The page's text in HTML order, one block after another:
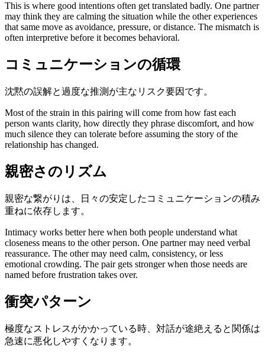
This is where good intentions often get translated badly. One partner
may think they are calming the situation while the other experiences
that same move as avoidance, pressure, or distance. The mismatch is
often interpretive before it becomes behavioral.
コミュニケーションの循環
沈黙の誤解と過度な推測が主なリスク要因です。
Most of the strain in this pairing will come from how fast each
person wants clarity, how directly they phrase discomfort, and how
much silence they can tolerate before assuming the story of the
relationship has changed.
親密さのリズム
親密な繋がりは、日々の安定したコミュニケーションの積み
重ねに依存します。
Intimacy works better here when both people understand what
closeness means to the other person. One partner may need verbal
reassurance. The other may need calm, consistency, or less
emotional crowding. The pair gets stronger when those needs are
named before frustration takes over.
衝突パターン
極度なストレスがかかっている時、対話が途絶えると関係は
急速に悪化しやすくなります。